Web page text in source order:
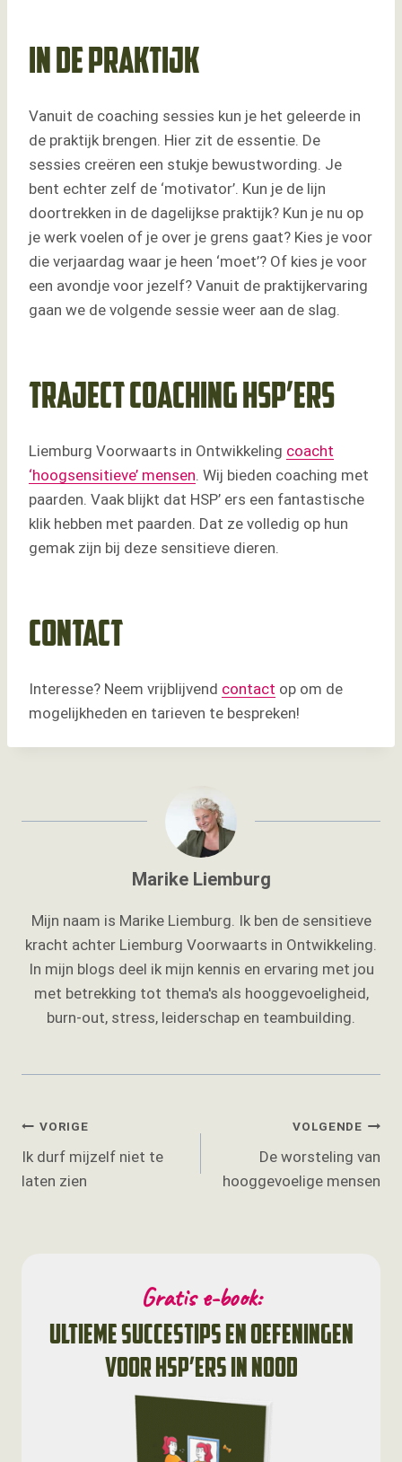
In de praktijk
Vanuit de coaching sessies kun je het geleerde in
de praktijk brengen. Hier zit de essentie. De
sessies creëren een stukje bewustwording. Je
bent echter zelf de ‘motivator’. Kun je de lijn
doortrekken in de dagelijkse praktijk? Kun je nu op
je werk voelen of je over je grens gaat? Kies je voor
die verjaardag waar je heen ‘moet’? Of kies je voor
een avondje voor jezelf? Vanuit de praktijkervaring
gaan we de volgende sessie weer aan de slag.
Traject coaching HSP’ers
Liemburg Voorwaarts in Ontwikkeling coacht
‘hoogsensitieve’ mensen. Wij bieden coaching met
paarden. Vaak blijkt dat HSP’ ers een fantastische
klik hebben met paarden. Dat ze volledig op hun
gemak zijn bij deze sensitieve dieren.
Contact
Interesse? Neem vrijblijvend contact op om de
mogelijkheden en tarieven te bespreken!
Marike Liemburg
Mijn naam is Marike Liemburg. Ik ben de sensitieve
kracht achter Liemburg Voorwaarts in Ontwikkeling.
In mijn blogs deel ik mijn kennis en ervaring met jou
met betrekking tot thema's als hooggevoeligheid,
burn-out, stress, leiderschap en teambuilding.
Bericht
navigatie
VORIGE
Ik durf mijzelf niet te
laten zien
VOLGENDE
De worsteling van
hooggevoelige mensen
Gratis e-book:
ultieme succestips en oefeningen
voor HSP’ers in nood